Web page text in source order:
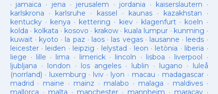
· jamaica · jena · jerusalem · jordania · kaiserslautern ·
karlskrona · karlsruhe · kassel · kaunas· kazakhstan ·
kentucky· kenya · kettering · kiev· klagenfurt · koeln ·
kolda · kolkata · kosovo · krakow· kuala lumpur · kunming ·
kuwait· kyoto · la paz · laos· las vegas· lausanne · leeds ·
leicester· leiden · leipzig · lelystad · leon · letònia · liberia ·
liege · lille · lima · limerick· lincoln · lisboa · liverpool ·
ljubljana · london · los angeles· lublin · lugano · luleå
(norrland) · luxemburg · lviv · lyon · macau · madagascar·
madrid · maine · mainz · malabo · malaga · maldives·
mallorca · malta · manchester· mannheim · maracay·